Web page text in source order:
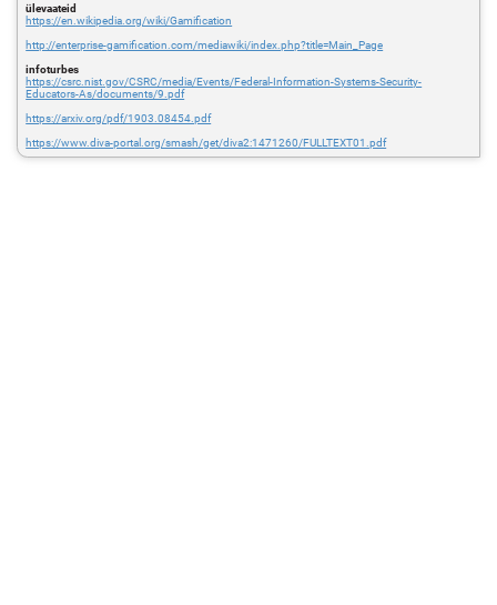
ülevaateid
https://en.wikipedia.org/wiki/Gamification
http://enterprise-gamification.com/mediawiki/index.php?title=Main_Page
infoturbes
https://csrc.nist.gov/CSRC/media/Events/Federal-Information-Systems-Security-
Educators-As/documents/9.pdf
https://arxiv.org/pdf/1903.08454.pdf
https://www.diva-portal.org/smash/get/diva2:1471260/FULLTEXT01.pdf